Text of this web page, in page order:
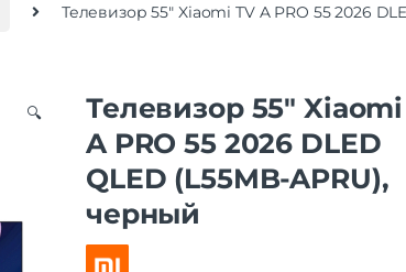
Телевизор 55″ Xiaomi TV A PRO 55 2026
🔍
Телевизор 55″
A PRO 55 2026 DLED
QLED (L55MB-APRU),
черный